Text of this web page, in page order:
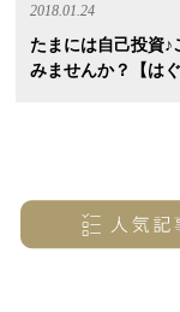
2018.01.24
たまには自己投資♪
みませんか？【はぐ